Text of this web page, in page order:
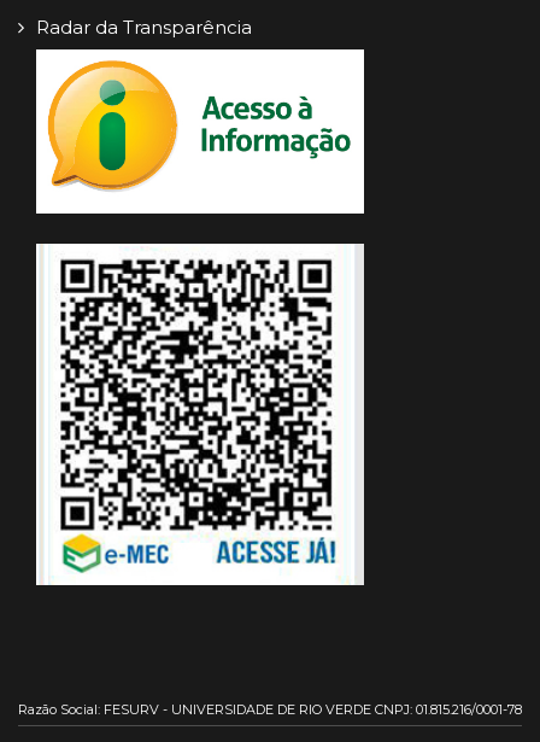
Radar da Transparência
Razão Social: FESURV - UNIVERSIDADE DE RIO VERDE CNPJ: 01.815.216/0001-78